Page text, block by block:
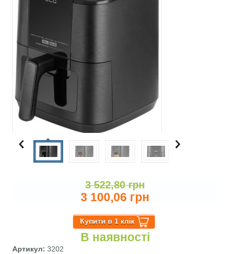
3 522,80 грн
3 100,06 грн
В наявності
Артикул:3202